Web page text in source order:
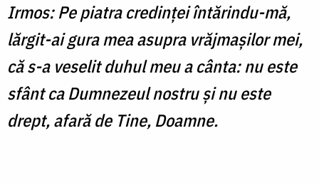
Irmos: Pe piatra credinţei întărindu-mă,
lărgit-ai gura mea asupra vrăjmaşilor mei,
că s-a veselit duhul meu a cânta: nu este
sfânt ca Dumnezeul nostru şi nu este
drept, afară de Tine, Doamne.